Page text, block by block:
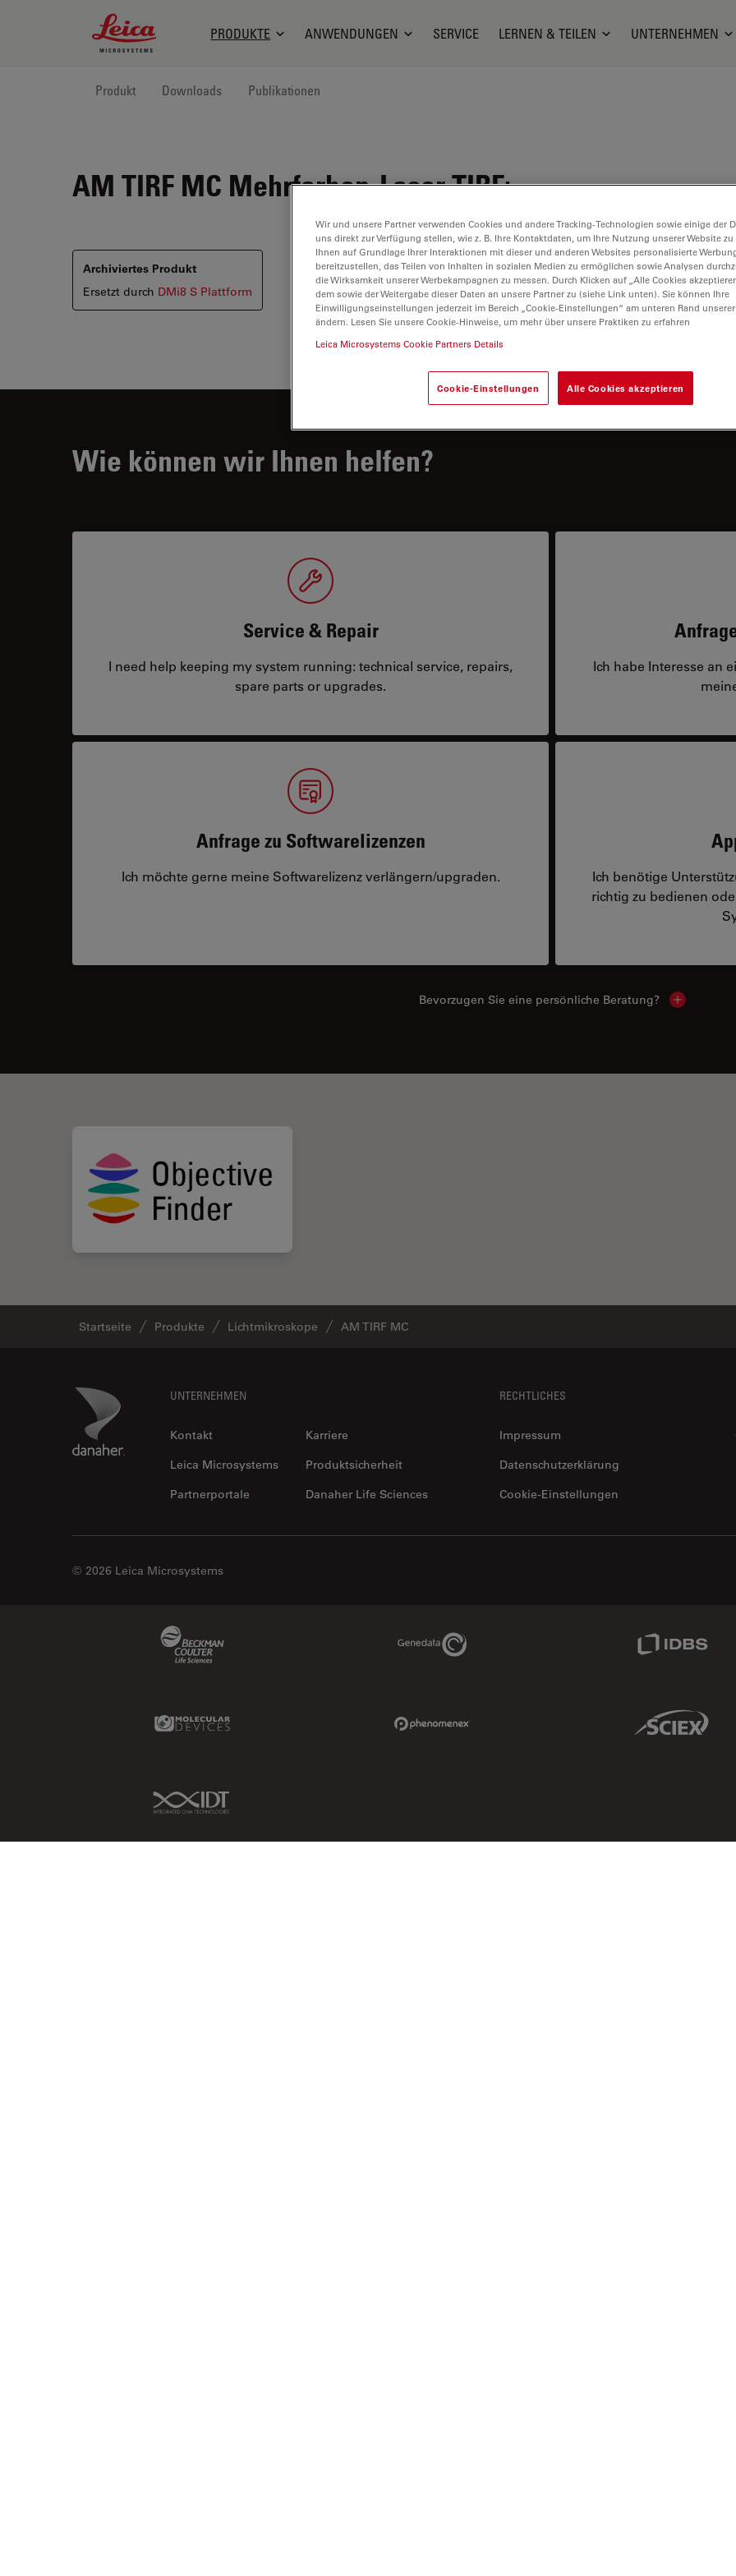
Leica Microsystems Logo
PRODUKTE ANWENDUNGEN SERVICE LERNEN & TEILEN UNTERNEHMEN
Produkt Downloads Publikationen
AM TIRF MC Mehrfarben-Laser TIRF:
Archiviertes Produkt
Ersetzt durch DMi8 S Plattform
Wie können wir Ihnen helfen?
Service & Repair
I need help keeping my system running: technical service, repairs,
spare parts or upgrades.
Ich habe Interesse an
Anfrage zu Softwarelizenzen
Ich möchte gerne meine Softwarelizenz verlängern/upgraden.
Ich benötige
richtig zu bedienen
Bevorzugen Sie eine persönliche Beratung? Show local
Startseite Produkte Lichtmikroskope AM TIRF MC
Danaher Logo UNTERNEHMEN
Kontakt
Karriere
Leica Microsystems
Produktsicherheit
Partnerportale
Danaher Life Sciences
RECHTLICHES
Impressum
Datenschutzerklärung
Cookie-Einstellungen
© 2026 Leica Microsystems
Genedata Link
Molecular Devices Link Sciex Link
IDT Link
Wir und unsere Partner verwenden Cookies und andere Tracking-Technologien sowie einige der
uns direkt zur Verfügung stellen, wie z. B. Ihre Kontaktdaten, um Ihre Nutzung unserer Website
Ihnen auf Grundlage Ihrer Interaktionen mit dieser und anderen Websites personalisierte
bereitzustellen, das Teilen von Inhalten in sozialen Medien zu ermöglichen sowie Analysen
die Wirksamkeit unserer Werbekampagnen zu messen. Durch Klicken auf „Alle Cookies
dem sowie der Weitergabe dieser Daten an unsere Partner zu (siehe Link unten). Sie können Ihre
Einwilligungseinstellungen jederzeit im Bereich „Cookie-Einstellungen“ am unteren Rand
ändern. Lesen Sie unsere Cookie-Hinweise, um mehr über unsere Praktiken zu erfahren
Leica Microsystems Cookie Partners Details
Cookie-Einstellungen Alle Cookies akzeptieren